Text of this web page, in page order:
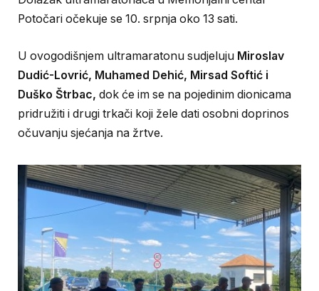
Potočari očekuje se 10. srpnja oko 13 sati.
U ovogodišnjem ultramaratonu sudjeluju Miroslav
Dudić-Lovrić, Muhamed Dehić, Mirsad Softić i
Duško Štrbac, dok će im se na pojedinim dionicama
pridružiti i drugi trkači koji žele dati osobni doprinos
očuvanju sjećanja na žrtve.